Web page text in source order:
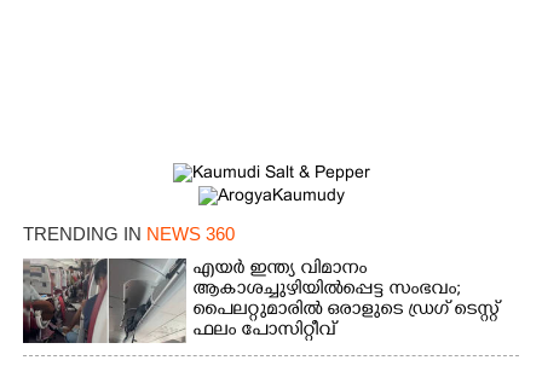
TRENDING IN NEWS 360
എയർ ഇന്ത്യ വിമാനം
ആകാശച്ചുഴിയിൽപ്പെട്ട സംഭവം;
പൈലറ്റുമാരിൽ ഒരാളുടെ ഡ്രഗ് ടെസ്റ്റ്
ഫലം പോസിറ്റീവ്